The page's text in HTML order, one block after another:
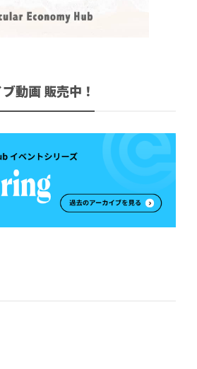
動画 販売中！